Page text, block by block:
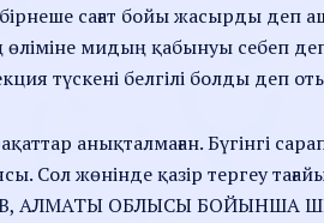
бірнеше сағат бойы жасырды
өліміне мидың қабынуы себеп
түскені белгілі болды деп
анықталмаған. Бүгінгі
Сол жөнінде қазір тергеу
АЛМАТЫ ОБЛЫСЫ БОЙЫНША